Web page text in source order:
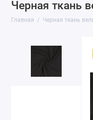
Черная ткань
Главная Черная ткань